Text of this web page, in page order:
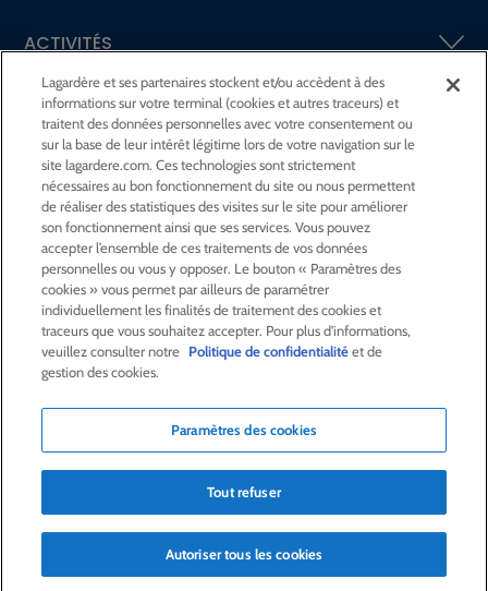
ACTIVITÉS
ACTIONNAIRES &INVESTISSEURS
LA RSECHEZ LAGARDÈRE
LA FONDATIONJEAN‑LUC LAGARDÈRE
CENTRE PRESSE
NOUS REJOINDRE
Alerte e-mail
Commande de publication
Plan du site
Nous contacter
Mentions légales
Politique de confidentialité
Déclaration d’accessibilité
© Lagardère 2026
Lagardère et ses partenaires stockent et/ou accèdent à des
informations sur votre terminal (cookies et autres traceurs) et
traitent des données personnelles avec votre consentement ou
sur la base de leur intérêt légitime lors de votre navigation sur le
site lagardere.com. Ces technologies sont strictement
nécessaires au bon fonctionnement du site ou nous permettent
de réaliser des statistiques des visites sur le site pour améliorer
son fonctionnement ainsi que ses services. Vous pouvez
accepter l’ensemble de ces traitements de vos données
personnelles ou vous y opposer. Le bouton « Paramètres des
cookies » vous permet par ailleurs de paramétrer
individuellement les finalités de traitement des cookies et
traceurs que vous souhaitez accepter. Pour plus d'informations,
veuillez consulter notre Politique de confidentialitéet de
gestion des cookies.
Paramètres des cookies
Tout refuser
Autoriser tous les cookies